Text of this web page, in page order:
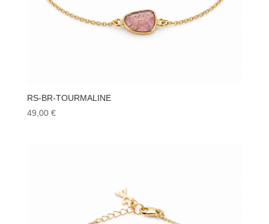
RS-BR-TOURMALINE
49,00 €